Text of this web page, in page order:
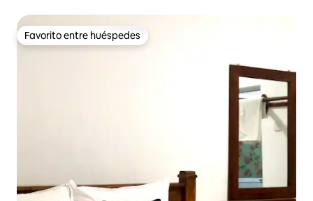
Favorito entre huéspedes
Favorito entre huéspedes